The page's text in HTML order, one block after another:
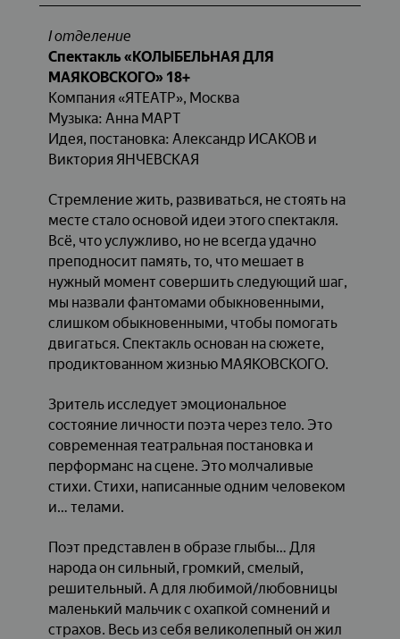
Iотделение
Спектакль «КОЛЫБЕЛЬНАЯ ДЛЯ
МАЯКОВСКОГО» 18+
Компания «ЯТЕАТР», Москва
Музыка: Анна МАРТ
Идея, постановка: Александр ИСАКОВ и
Виктория ЯНЧЕВСКАЯ
Стремление жить, развиваться, не стоять на
месте стало основой идеи этого спектакля.
Всё, что услужливо, но не всегда удачно
преподносит память, то, что мешает в
нужный момент совершить следующий шаг,
мы назвали фантомами обыкновенными,
слишком обыкновенными, чтобы помогать
двигаться. Спектакль основан на сюжете,
продиктованном жизнью МАЯКОВСКОГО.
Зритель исследует эмоциональное
состояние личности поэта через тело. Это
современная театральная постановка и
перформанс на сцене. Это молчаливые
стихи. Стихи, написанные одним человеком
и… телами.
Поэт представлен в образе глыбы… Для
народа он сильный, громкий, смелый,
решительный. А для любимой/любовницы
маленький мальчик с охапкой сомнений и
страхов. Весь из себя великолепный он жил